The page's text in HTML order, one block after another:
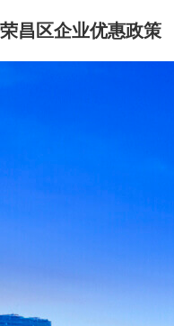
荣昌区企业优惠政策